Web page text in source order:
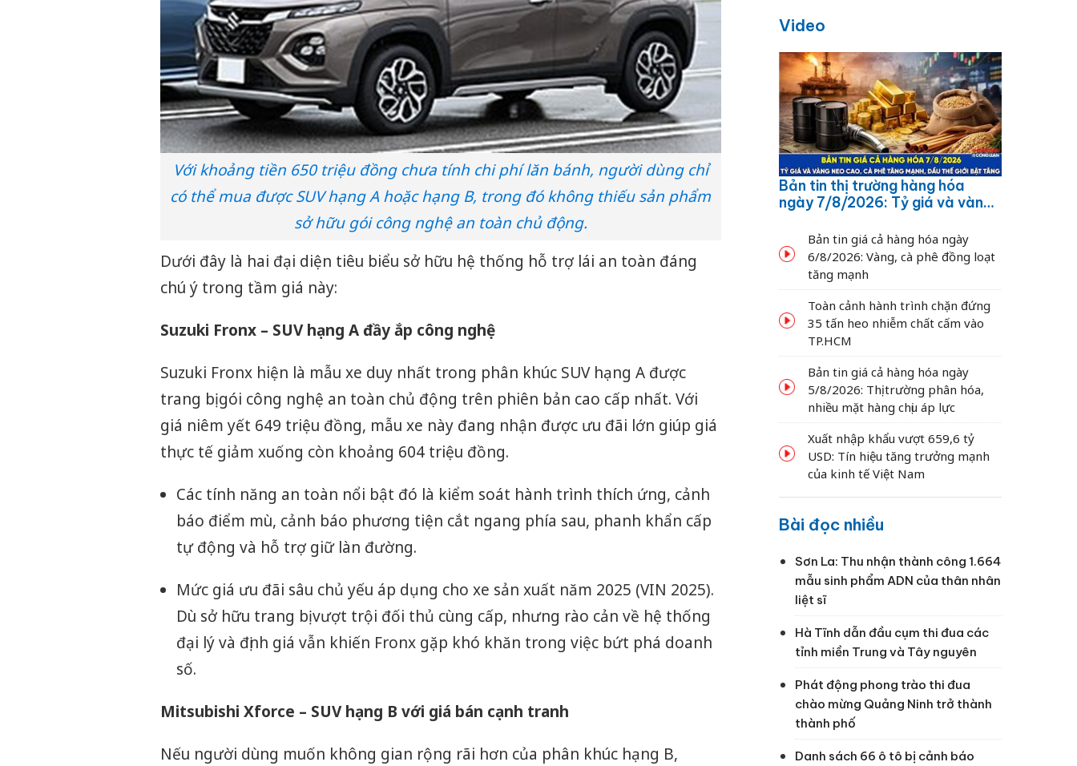
Với khoảng tiền 650 triệu đồng chưa tính chi phí lăn bánh, người dùng chỉ
có thể mua được SUV hạng A hoặc hạng B, trong đó không thiếu sản phẩm
sở hữu gói công nghệ an toàn chủ động.
Dưới đây là hai đại diện tiêu biểu sở hữu hệ thống hỗ trợ lái an toàn đáng
chú ý trong tầm giá này:
Suzuki Fronx – SUV hạng A đầy ắp công nghệ
Suzuki Fronx hiện là mẫu xe duy nhất trong phân khúc SUV hạng A được
trang bị gói công nghệ an toàn chủ động trên phiên bản cao cấp nhất. Với
giá niêm yết 649 triệu đồng, mẫu xe này đang nhận được ưu đãi lớn giúp giá
thực tế giảm xuống còn khoảng 604 triệu đồng.
Các tính năng an toàn nổi bật đó là kiểm soát hành trình thích ứng, cảnh
báo điểm mù, cảnh báo phương tiện cắt ngang phía sau, phanh khẩn cấp
tự động và hỗ trợ giữ làn đường.
Mức giá ưu đãi sâu chủ yếu áp dụng cho xe sản xuất năm 2025 (VIN 2025).
Dù sở hữu trang bị vượt trội đối thủ cùng cấp, nhưng rào cản về hệ thống
đại lý và định giá vẫn khiến Fronx gặp khó khăn trong việc bứt phá doanh
số.
Mitsubishi Xforce – SUV hạng B với giá bán cạnh tranh
Nếu người dùng muốn không gian rộng rãi hơn của phân khúc hạng B,
Video
Bản tin thị trường hàng hóa
ngày 7/8/2026: Tỷ giá và vàng
dầu thế giới bật tăng
Bản tin giá cả hàng hóa ngày
6/8/2026: Vàng, cà phê đồng loạt
tăng mạnh
Toàn cảnh hành trình chặn đứng
35 tấn heo nhiễm chất cấm vào
TP.HCM
Bản tin giá cả hàng hóa ngày
5/8/2026: Thị trường phân hóa,
nhiều mặt hàng chịu áp lực
Xuất nhập khẩu vượt 659,6 tỷ
USD: Tín hiệu tăng trưởng mạnh
của kinh tế Việt Nam
Bài đọc nhiều
Sơn La: Thu nhận thành công 1.664
mẫu sinh phẩm ADN của thân nhân
liệt sĩ
Hà Tĩnh dẫn đầu cụm thi đua các
tỉnh miền Trung và Tây nguyên
Phát động phong trào thi đua
chào mừng Quảng Ninh trở thành
thành phố
Danh sách 66 ô tô bị cảnh báo